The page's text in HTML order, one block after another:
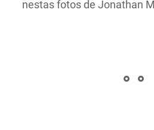
nestas fotos de Jonathan